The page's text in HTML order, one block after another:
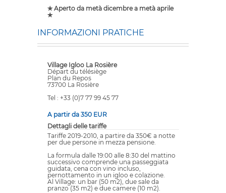
✯ Aperto da metà dicembre a metà aprile
✯
INFORMAZIONI PRATICHE
Village Igloo La Rosière
Départ du télésiège
Plan du Repos
73700 La Rosière
Tel : +33 (0)7 77 99 45 77
A partir da 350 EUR
Dettagli delle tariffe
Tariffe 2019-2010, a partire da 350€ a notte
per due persone in mezza pensione.
La formula dalle 19:00 alle 8:30 del mattino
successivo comprende una passeggiata
guidata, cena con vino incluso,
pernottamento in un igloo e colazione.
Al Village: un bar (50 m2), due sale da
pranzo (35 m2) e due camere (10 m2).